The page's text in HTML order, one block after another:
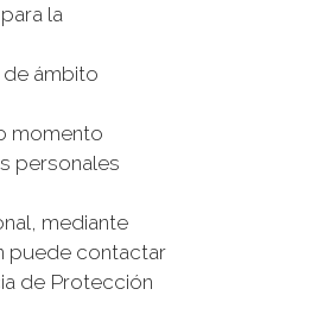
la
de ámbito
momento
personales
mediante
puede contactar
de Protección